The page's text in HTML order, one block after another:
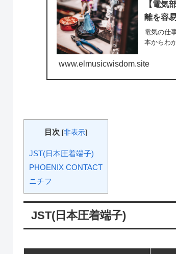
【電気
離を容
電気の仕
本からわ
www.elmusicwisdom.site
目次 [非表示]
JST(日本圧着端子)
PHOENIX CONTACT
ニチフ
JST(日本圧着端子)